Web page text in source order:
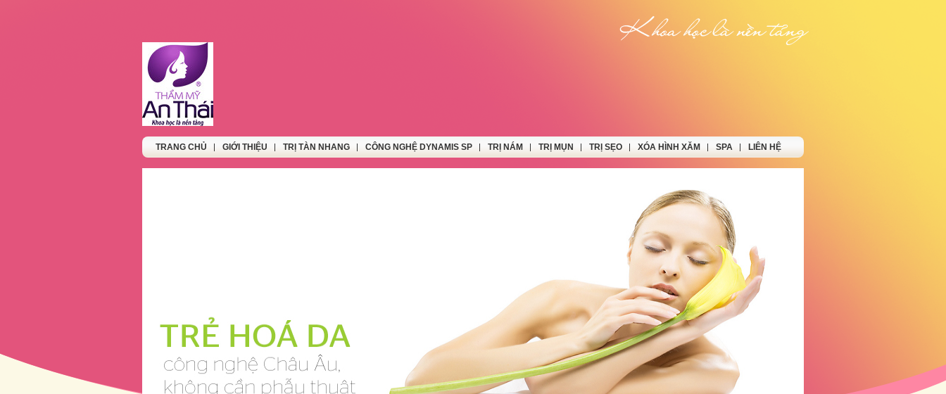
TRANG CHỦ GIỚI THIỆU TRỊ TÀN NHANG CÔNG NGHỆ DYNAMIS SP TRỊ NÁM TRỊ MỤN TRỊ SẸO XÓA HÌNH XĂM SPA LIÊN HỆ